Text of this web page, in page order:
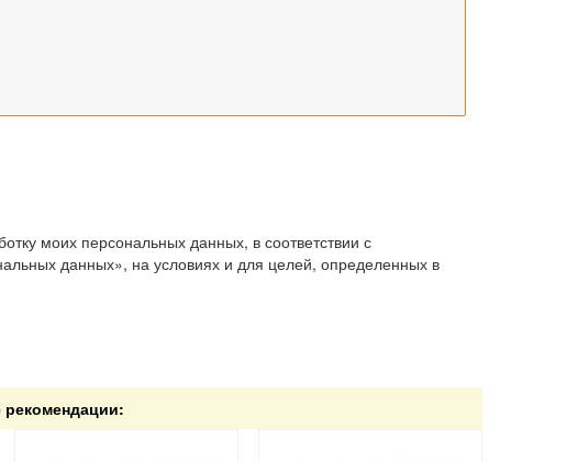
моих персональных данных, в соответствии с
данных», на условиях и для целей, определенных в